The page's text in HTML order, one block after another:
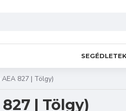
SEGÉDLETEK
827 | Tölgy)
| Tölgy)